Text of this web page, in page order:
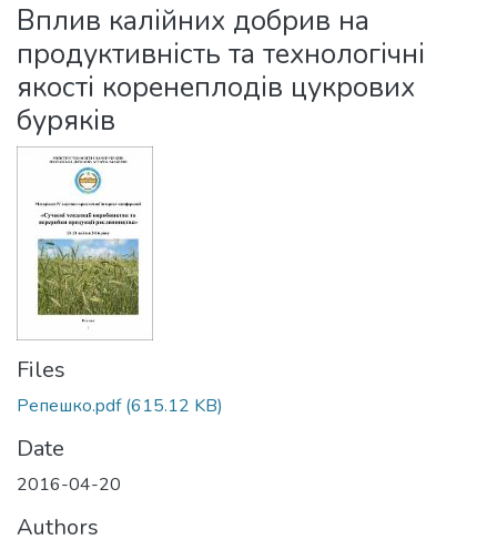
Statistics
Вплив калійних добрив на
продуктивність та технологічні
якості коренеплодів цукрових
буряків
Files
Репешко.pdf(615.12 KB)
Date
2016-04-20
Authors